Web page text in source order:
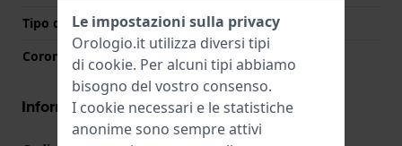
Tipo di vetro
Acrilico
Corona
Corona da estrarre
Informazioni del movimento
Le impostazioni sulla privacy
Orologio.it utilizza diversi tipi
di cookie. Per alcuni tipi abbiamo
bisogno del vostro consenso.
I cookie necessari e le statistiche
anonime sono sempre attivi